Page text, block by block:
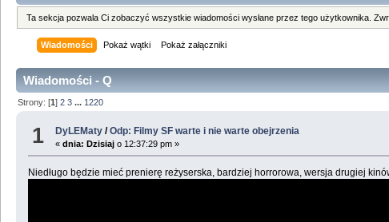
Ta sekcja pozwala Ci zobaczyć wszystkie wiadomości wysłane przez tego użytkownika.
Wiadomości Pokaż wątki Pokaż załączniki
Wiadomości - Q
Strony: [1]2 3 ... 1220
1 DyLEMaty /Odp: Filmy SF warte i nie warte obejrzenia
«dnia: Dzisiaj o 12:37:29 pm »
Niedługo będzie mieć prenierę reżyserska, bardziej horrorowa, wersja drugiej